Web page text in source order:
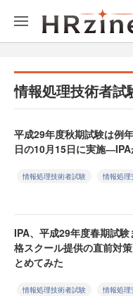
情報処理技術者試
平成29年度秋期試験は例
日の10月15日に実施
情報処理技術者試験 情報処理
IPA、平成29年度春期試
格スクール提供の直前対
とめてみた
情報処理技術者試験 情報処理